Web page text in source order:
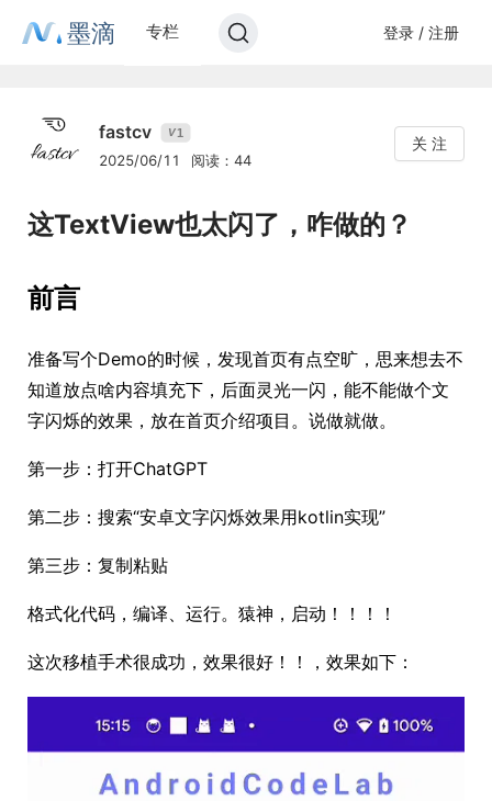
墨滴 专栏 登录 / 注册
fastcv V1
2025/06/11 阅读：44
关 注
这TextView也太闪了，咋做的？
前言
准备写个Demo的时候，发现首页有点空旷，思来想去不
知道放点啥内容填充下，后面灵光一闪，能不能做个文
字闪烁的效果，放在首页介绍项目。说做就做。
第一步：打开ChatGPT
第二步：搜索“安卓文字闪烁效果用kotlin实现”
第三步：复制粘贴
格式化代码，编译、运行。猿神，启动！！！！
这次移植手术很成功，效果很好！！，效果如下：